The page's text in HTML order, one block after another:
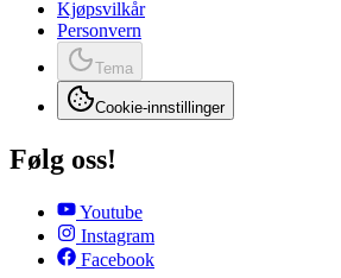
Kjøpsvilkår
Personvern
Tema
Cookie-innstillinger
Følg oss!
Youtube
Instagram
Facebook